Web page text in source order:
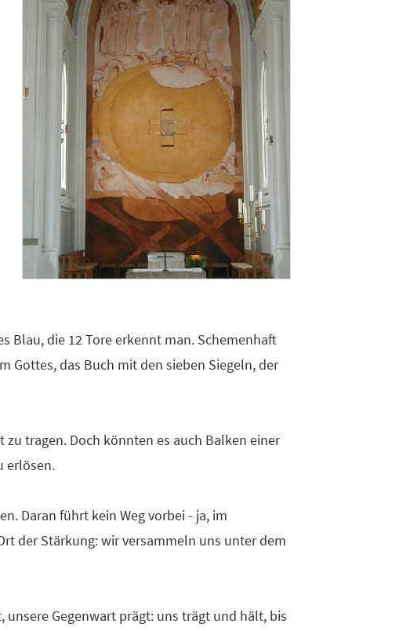
Blau, die 12 Tore erkennt man. Schemenhaft
Gottes, das Buch mit den sieben Siegeln, der
tragen. Doch könnten es auch Balken einer
erlösen.
Daran führt kein Weg vorbei - ja, im
der Stärkung: wir versammeln uns unter dem
Gegenwart prägt: uns trägt und hält, bis